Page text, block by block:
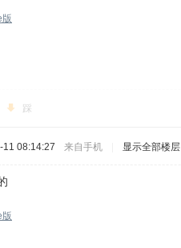
踩
11 08:14:27 来自手机 显示全部楼层